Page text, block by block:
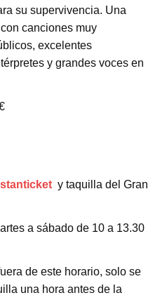
su supervivencia. Una
canciones muy
excelentes
y grandes voces en
y taquilla del Gran
a sábado de 10 a 13.30
de este horario, solo se
una hora antes de la